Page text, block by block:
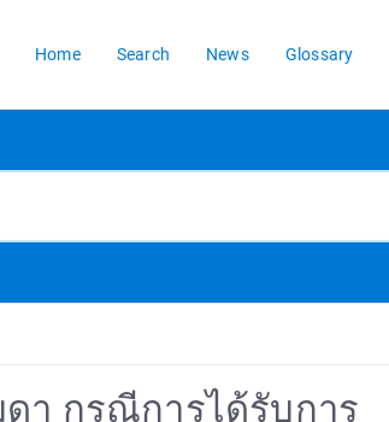
Home Search News Glossary
ดา กรณีการได้รับการ